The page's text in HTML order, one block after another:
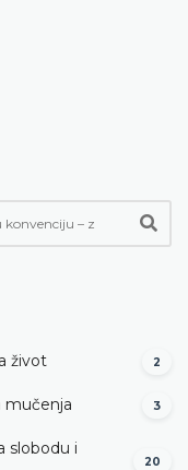
život 2
mučenja 3
slobodu i
20